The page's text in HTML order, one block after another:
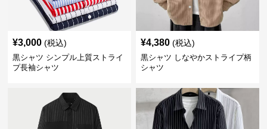
¥3,000 (税込)
黒シャツ シンプル上質ストライ
プ長袖シャツ
¥4,380 (税込)
黒シャツ しなやかストライプ柄
シャツ